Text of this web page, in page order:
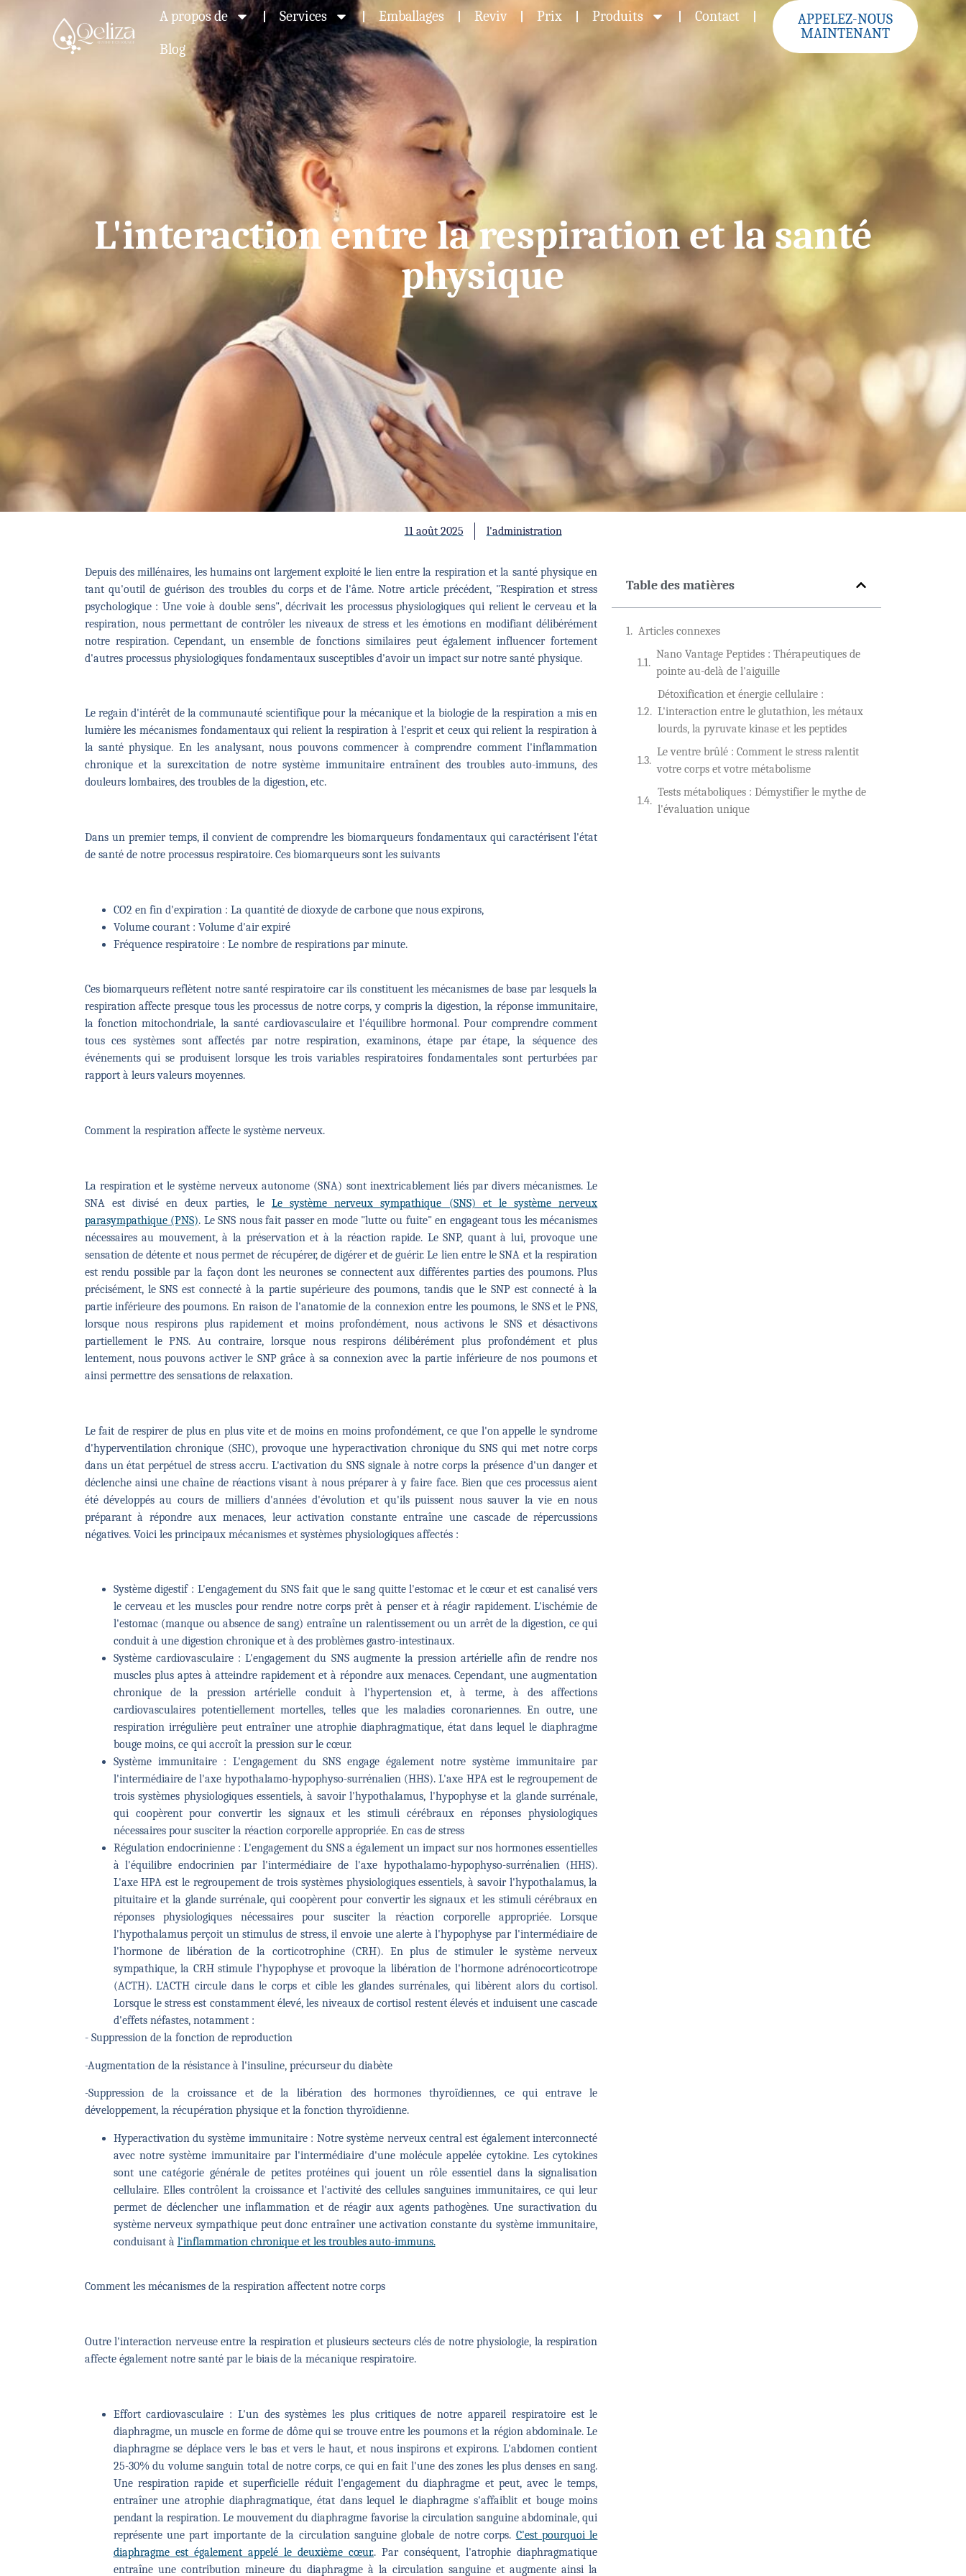
A propos de Services Emballages Reviv Prix Produits
Contact
Blog
APPELEZ-NOUS
MAINTENANT
L'interaction entre la respiration et la santé
physique
11 août 2025 l'administration
Depuis des millénaires, les humains ont largement exploité le lien entre la respiration et la santé physique en
tant qu'outil de guérison des troubles du corps et de l'âme. Notre article précédent, "Respiration et stress
psychologique : Une voie à double sens", décrivait les processus physiologiques qui relient le cerveau et la
respiration, nous permettant de contrôler les niveaux de stress et les émotions en modifiant délibérément
notre respiration. Cependant, un ensemble de fonctions similaires peut également influencer fortement
d'autres processus physiologiques fondamentaux susceptibles d'avoir un impact sur notre santé physique.
Le regain d'intérêt de la communauté scientifique pour la mécanique et la biologie de la respiration a mis en
lumière les mécanismes fondamentaux qui relient la respiration à l'esprit et ceux qui relient la respiration à
la santé physique. En les analysant, nous pouvons commencer à comprendre comment l'inflammation
chronique et la surexcitation de notre système immunitaire entraînent des troubles auto-immuns, des
douleurs lombaires, des troubles de la digestion, etc.
Dans un premier temps, il convient de comprendre les biomarqueurs fondamentaux qui caractérisent l'état
de santé de notre processus respiratoire. Ces biomarqueurs sont les suivants
CO2 en fin d'expiration : La quantité de dioxyde de carbone que nous expirons,
Volume courant : Volume d'air expiré
Fréquence respiratoire : Le nombre de respirations par minute.
Ces biomarqueurs reflètent notre santé respiratoire car ils constituent les mécanismes de base par lesquels la
respiration affecte presque tous les processus de notre corps, y compris la digestion, la réponse immunitaire,
la fonction mitochondriale, la santé cardiovasculaire et l'équilibre hormonal. Pour comprendre comment
tous ces systèmes sont affectés par notre respiration, examinons, étape par étape, la séquence des
événements qui se produisent lorsque les trois variables respiratoires fondamentales sont perturbées par
rapport à leurs valeurs moyennes.
Comment la respiration affecte le système nerveux.
La respiration et le système nerveux autonome (SNA) sont inextricablement liés par divers mécanismes. Le
SNA est divisé en deux parties, le Le système nerveux sympathique (SNS) et le système nerveux
parasympathique (PNS). Le SNS nous fait passer en mode "lutte ou fuite" en engageant tous les mécanismes
nécessaires au mouvement, à la préservation et à la réaction rapide. Le SNP, quant à lui, provoque une
sensation de détente et nous permet de récupérer, de digérer et de guérir. Le lien entre le SNA et la respiration
est rendu possible par la façon dont les neurones se connectent aux différentes parties des poumons. Plus
précisément, le SNS est connecté à la partie supérieure des poumons, tandis que le SNP est connecté à la
partie inférieure des poumons. En raison de l'anatomie de la connexion entre les poumons, le SNS et le PNS,
lorsque nous respirons plus rapidement et moins profondément, nous activons le SNS et désactivons
partiellement le PNS. Au contraire, lorsque nous respirons délibérément plus profondément et plus
lentement, nous pouvons activer le SNP grâce à sa connexion avec la partie inférieure de nos poumons et
ainsi permettre des sensations de relaxation.
Le fait de respirer de plus en plus vite et de moins en moins profondément, ce que l'on appelle le syndrome
d'hyperventilation chronique (SHC), provoque une hyperactivation chronique du SNS qui met notre corps
dans un état perpétuel de stress accru. L'activation du SNS signale à notre corps la présence d'un danger et
déclenche ainsi une chaîne de réactions visant à nous préparer à y faire face. Bien que ces processus aient
été développés au cours de milliers d'années d'évolution et qu'ils puissent nous sauver la vie en nous
préparant à répondre aux menaces, leur activation constante entraîne une cascade de répercussions
négatives. Voici les principaux mécanismes et systèmes physiologiques affectés :
Système digestif : L'engagement du SNS fait que le sang quitte l'estomac et le cœur et est canalisé vers
le cerveau et les muscles pour rendre notre corps prêt à penser et à réagir rapidement. L'ischémie de
l'estomac (manque ou absence de sang) entraîne un ralentissement ou un arrêt de la digestion, ce qui
conduit à une digestion chronique et à des problèmes gastro-intestinaux.
Système cardiovasculaire : L'engagement du SNS augmente la pression artérielle afin de rendre nos
muscles plus aptes à atteindre rapidement et à répondre aux menaces. Cependant, une augmentation
chronique de la pression artérielle conduit à l'hypertension et, à terme, à des affections
cardiovasculaires potentiellement mortelles, telles que les maladies coronariennes. En outre, une
respiration irrégulière peut entraîner une atrophie diaphragmatique, état dans lequel le diaphragme
bouge moins, ce qui accroît la pression sur le cœur.
Système immunitaire : L'engagement du SNS engage également notre système immunitaire par
l'intermédiaire de l'axe hypothalamo-hypophyso-surrénalien (HHS). L'axe HPA est le regroupement de
trois systèmes physiologiques essentiels, à savoir l'hypothalamus, l'hypophyse et la glande surrénale,
qui coopèrent pour convertir les signaux et les stimuli cérébraux en réponses physiologiques
nécessaires pour susciter la réaction corporelle appropriée. En cas de stress
Régulation endocrinienne : L'engagement du SNS a également un impact sur nos hormones essentielles
à l'équilibre endocrinien par l'intermédiaire de l'axe hypothalamo-hypophyso-surrénalien (HHS).
L'axe HPA est le regroupement de trois systèmes physiologiques essentiels, à savoir l'hypothalamus, la
pituitaire et la glande surrénale, qui coopèrent pour convertir les signaux et les stimuli cérébraux en
réponses physiologiques nécessaires pour susciter la réaction corporelle appropriée. Lorsque
l'hypothalamus perçoit un stimulus de stress, il envoie une alerte à l'hypophyse par l'intermédiaire de
l'hormone de libération de la corticotrophine (CRH). En plus de stimuler le système nerveux
sympathique, la CRH stimule l'hypophyse et provoque la libération de l'hormone adrénocorticotrope
(ACTH). L'ACTH circule dans le corps et cible les glandes surrénales, qui libèrent alors du cortisol.
Lorsque le stress est constamment élevé, les niveaux de cortisol restent élevés et induisent une cascade
d'effets néfastes, notamment :
- Suppression de la fonction de reproduction
-Augmentation de la résistance à l'insuline, précurseur du diabète
-Suppression de la croissance et de la libération des hormones thyroïdiennes, ce qui entrave le
développement, la récupération physique et la fonction thyroïdienne.
Hyperactivation du système immunitaire : Notre système nerveux central est également interconnecté
avec notre système immunitaire par l'intermédiaire d'une molécule appelée cytokine. Les cytokines
sont une catégorie générale de petites protéines qui jouent un rôle essentiel dans la signalisation
cellulaire. Elles contrôlent la croissance et l'activité des cellules sanguines immunitaires, ce qui leur
permet de déclencher une inflammation et de réagir aux agents pathogènes. Une suractivation du
système nerveux sympathique peut donc entraîner une activation constante du système immunitaire,
conduisant à l'inflammation chronique et les troubles auto-immuns.
Comment les mécanismes de la respiration affectent notre corps
Outre l'interaction nerveuse entre la respiration et plusieurs secteurs clés de notre physiologie, la respiration
affecte également notre santé par le biais de la mécanique respiratoire.
Effort cardiovasculaire : L'un des systèmes les plus critiques de notre appareil respiratoire est le
diaphragme, un muscle en forme de dôme qui se trouve entre les poumons et la région abdominale. Le
diaphragme se déplace vers le bas et vers le haut, et nous inspirons et expirons. L'abdomen contient
25-30% du volume sanguin total de notre corps, ce qui en fait l'une des zones les plus denses en sang.
Une respiration rapide et superficielle réduit l'engagement du diaphragme et peut, avec le temps,
entraîner une atrophie diaphragmatique, état dans lequel le diaphragme s'affaiblit et bouge moins
pendant la respiration. Le mouvement du diaphragme favorise la circulation sanguine abdominale, qui
représente une part importante de la circulation sanguine globale de notre corps. C'est pourquoi le
diaphragme est également appelé le deuxième cœur.. Par conséquent, l'atrophie diaphragmatique
entraîne une contribution mineure du diaphragme à la circulation sanguine et augmente ainsi la
Table des matières
Articles connexes
Nano Vantage Peptides : Thérapeutiques de
pointe au-delà de l'aiguille
Détoxification et énergie cellulaire :
L'interaction entre le glutathion, les métaux
lourds, la pyruvate kinase et les peptides
Le ventre brûlé : Comment le stress ralentit
votre corps et votre métabolisme
Tests métaboliques : Démystifier le mythe de
l'évaluation unique